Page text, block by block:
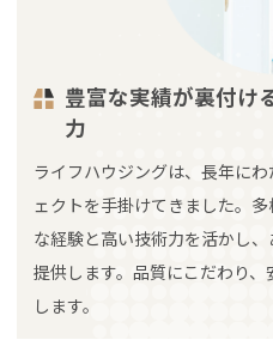
豊富な実績が裏付け
力
ライフハウジングは、長年に
ェクトを手掛けてきました。
な経験と高い技術力を活かし
提供します。品質にこだわり
します。